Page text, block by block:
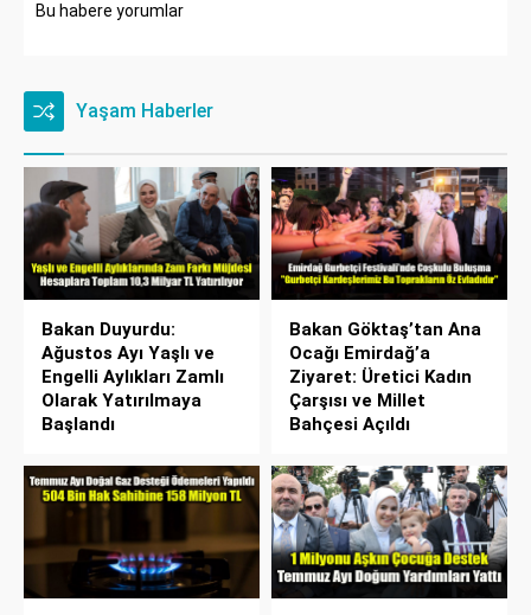
Bu habere yorumlar
Yaşam Haberler
Bakan Duyurdu:
Ağustos Ayı Yaşlı ve
Engelli Aylıkları Zamlı
Olarak Yatırılmaya
Başlandı
Bakan Göktaş’tan Ana
Ocağı Emirdağ’a
Ziyaret: Üretici Kadın
Çarşısı ve Millet
Bahçesi Açıldı